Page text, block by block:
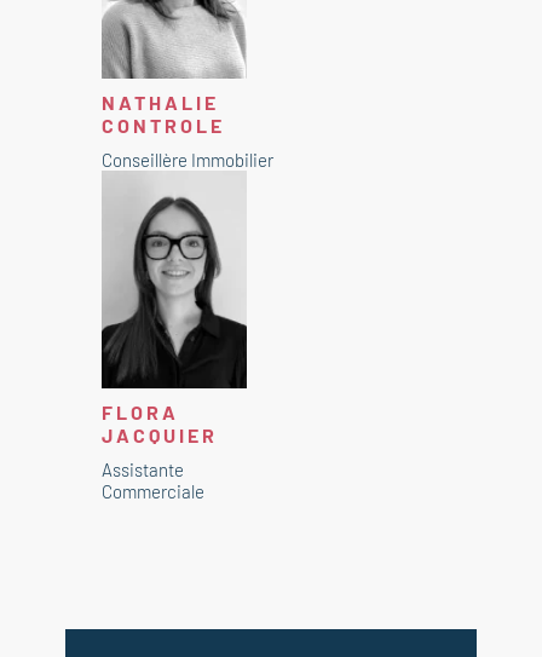
NATHALIE
CONTROLE
Conseillère Immobilier
FLORA
JACQUIER
Assistante
Commerciale